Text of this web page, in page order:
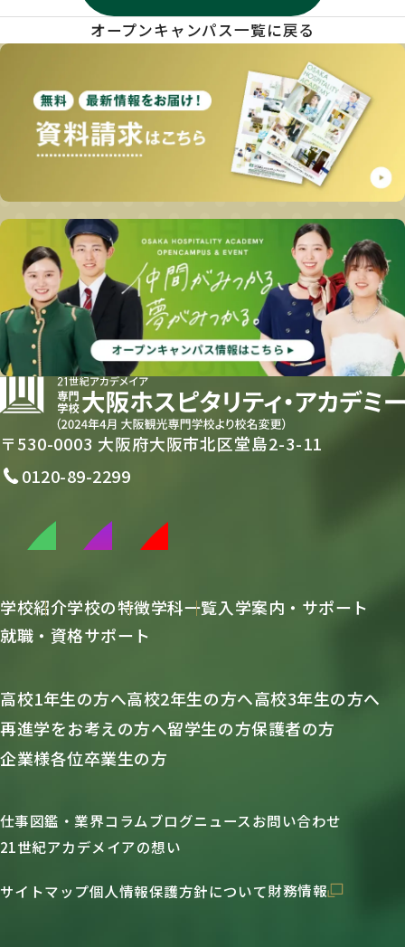
オープンキャンパス一覧に戻る
〒530-0003 大阪府大阪市北区堂島2-3-11
0120-89-2299
学校紹介学校の特徴学科一覧入学案内・サポート
就職・資格サポート
高校1年生の方へ高校2年生の方へ高校3年生の方へ
再進学をお考えの方へ留学生の方保護者の方
企業様各位卒業生の方
仕事図鑑・業界コラムブログニュースお問い合わせ
21世紀アカデメイアの想い
サイトマップ個人情報保護方針について財務情報